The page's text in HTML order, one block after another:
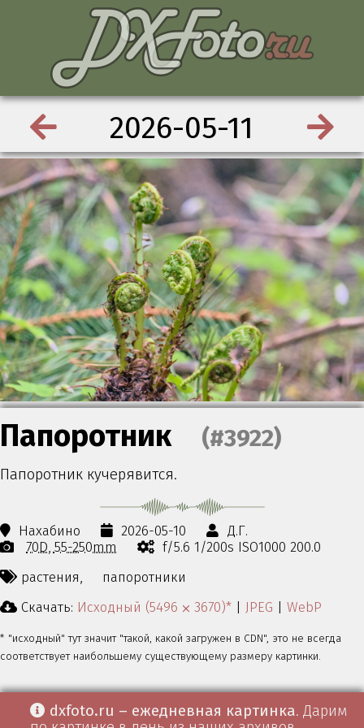
2026-05-11
Папоротник (#3922)
Папоротник кучерявится.
Нахабино 2026-05-10
Д.Г.
70D 55-250mm
f/5.6 1/200s ISO1000 200.0
растения,
папоротники
Скачать: Исходный (5496 ⨉ 3670)* | JPEG | WebP
* "исходный" тут значит "такой, какой загружен в CDN", это не всегда
соответствует наибольшему существующему размеру картинки.
dxfoto.ru – ежедневная картинка. Дарим